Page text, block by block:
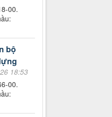
00.
bộ
18:53
00.